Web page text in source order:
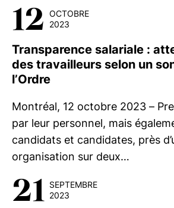
12 OCTOBRE
2023
Transparence salariale :
des travailleurs selon un
l’Ordre
Montréal, 12 octobre 2023 –
par leur personnel, mais
candidats et candidates, près
organisation sur deux…
21
SEPTEMBRE
2023